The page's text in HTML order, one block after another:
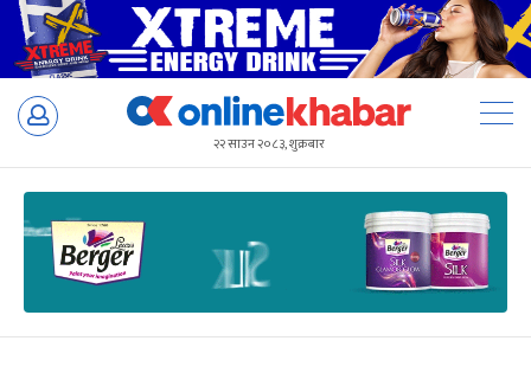
Skip
२२ साउन २०८३, शुक्रबार